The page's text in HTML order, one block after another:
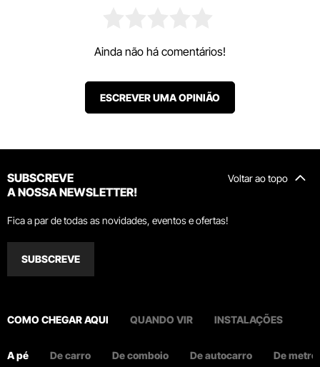
Ainda não há comentários!
ESCREVER UMA OPINIÃO
Voltar ao topo
SUBSCREVE
A NOSSA NEWSLETTER!
Fica a par de todas as novidades, eventos e ofertas!
SUBSCREVE
COMO CHEGAR AQUI QUANDO VIR INSTALAÇÕES
A pé De carro De comboio De autocarro De metro